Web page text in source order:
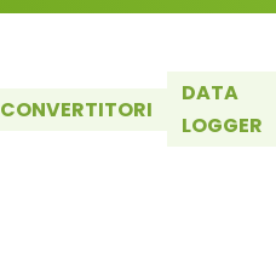
CONVERTITORI
DATA
LOGGER